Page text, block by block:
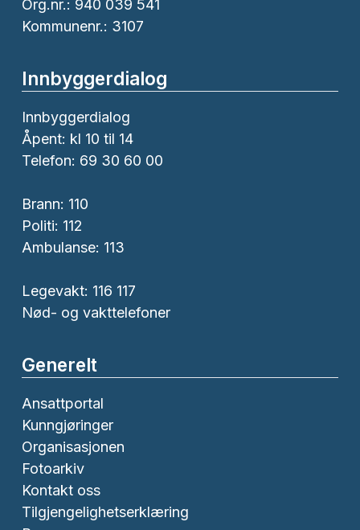
Org.nr.: 940 039 541
Kommunenr.: 3107
Innbyggerdialog
Innbyggerdialog
Åpent: kl 10 til 14
Telefon: 69 30 60 00
Brann: 110
Politi: 112
Ambulanse: 113
Legevakt: 116 117
Nød- og vakttelefoner
Generelt
Ansattportal
Kunngjøringer
Organisasjonen
Fotoarkiv
Kontakt oss
Tilgjengelighetserklæring